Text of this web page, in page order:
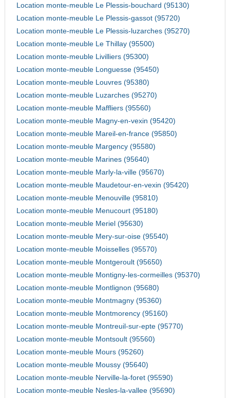
Location monte-meuble Le Plessis-bouchard (95130)
Location monte-meuble Le Plessis-gassot (95720)
Location monte-meuble Le Plessis-luzarches (95270)
Location monte-meuble Le Thillay (95500)
Location monte-meuble Livilliers (95300)
Location monte-meuble Longuesse (95450)
Location monte-meuble Louvres (95380)
Location monte-meuble Luzarches (95270)
Location monte-meuble Maffliers (95560)
Location monte-meuble Magny-en-vexin (95420)
Location monte-meuble Mareil-en-france (95850)
Location monte-meuble Margency (95580)
Location monte-meuble Marines (95640)
Location monte-meuble Marly-la-ville (95670)
Location monte-meuble Maudetour-en-vexin (95420)
Location monte-meuble Menouville (95810)
Location monte-meuble Menucourt (95180)
Location monte-meuble Meriel (95630)
Location monte-meuble Mery-sur-oise (95540)
Location monte-meuble Moisselles (95570)
Location monte-meuble Montgeroult (95650)
Location monte-meuble Montigny-les-cormeilles (95370)
Location monte-meuble Montlignon (95680)
Location monte-meuble Montmagny (95360)
Location monte-meuble Montmorency (95160)
Location monte-meuble Montreuil-sur-epte (95770)
Location monte-meuble Montsoult (95560)
Location monte-meuble Mours (95260)
Location monte-meuble Moussy (95640)
Location monte-meuble Nerville-la-foret (95590)
Location monte-meuble Nesles-la-vallee (95690)